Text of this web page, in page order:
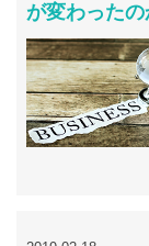
が変わったの